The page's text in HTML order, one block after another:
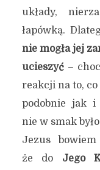
układy,
łapówką.
nie mogła jej
ucieszyć–
reakcji na to, co
podobnie jak i
nie w smak
Jezus
że do Jego